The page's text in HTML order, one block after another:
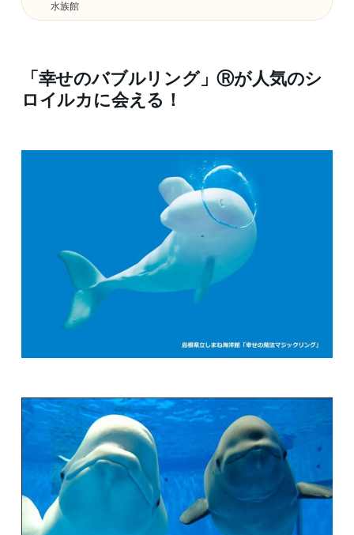
水族館
「幸せのバブルリング」Ⓡが人気のシ
ロイルカに会える！